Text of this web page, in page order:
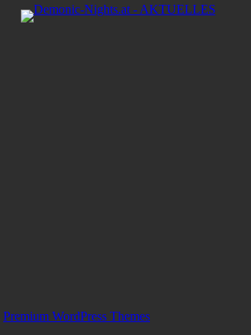
Premium WordPress Themes